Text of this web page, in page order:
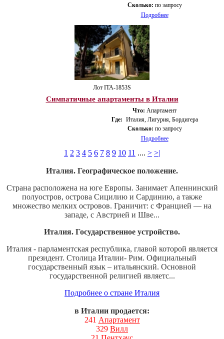
Сколько: по запросу
Подробнее
Лот ITA-1853S
Симпатичные апартаменты в Италии
Что: Апартамент
Где: Италия, Лигурия, Бордигера
Сколько: по запросу
Подробнее
1 2 3 4 5 6 7 8 9 10 11 .... > >|
Италия. Географическое положение.
Страна расположена на юге Европы. Занимает Апеннинский
полуостров, острова Сицилию и Сардинию, а также
множество мелких островов. Граничит: с Францией — на
западе, с Австрией и Шве...
Италия. Государственное устройство.
Италия - парламентская республика, главой которой является
президент. Столица Италии- Рим. Официальный
государственный язык – итальянский. Основной
государственной религией являетс...
Подробнее о стране Италия
в Италии продается:
241 Апартамент
329 Вилл